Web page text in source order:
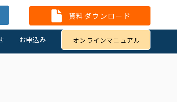
資料ダウンロード
お申込み オンラインマニュアル